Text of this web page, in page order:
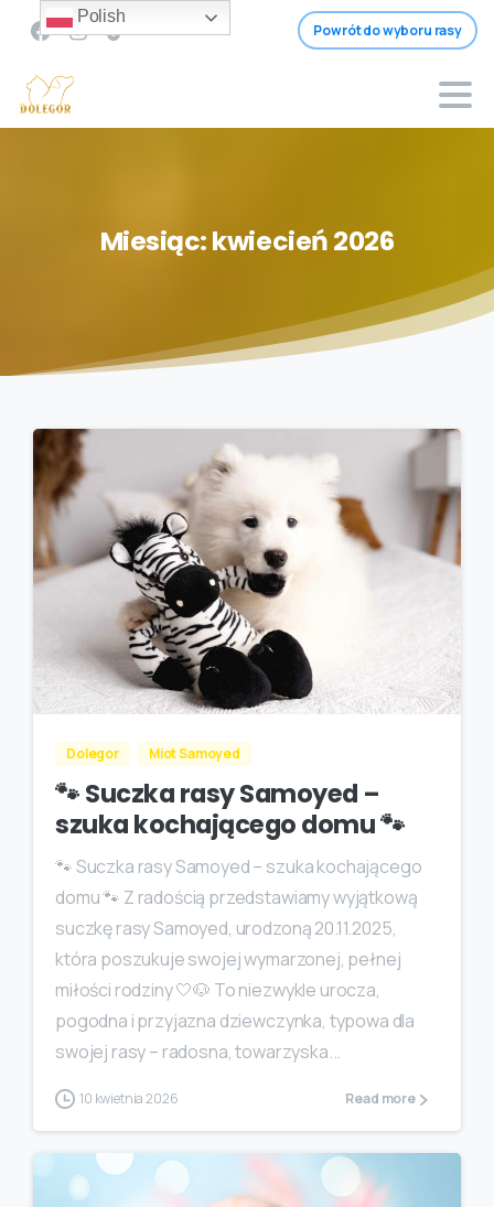
Powrót do wyboru rasy
Miesiąc:kwiecień2026
Dolegor Miot Samoyed
🐾 Suczka rasy Samoyed –
szuka kochającego domu 🐾
🐾 Suczka rasy Samoyed – szuka kochającego
domu 🐾 Z radością przedstawiamy wyjątkową
suczkę rasy Samoyed, urodzoną 20.11.2025,
która poszukuje swojej wymarzonej, pełnej
miłości rodziny 🤍🐶 To niezwykle urocza,
pogodna i przyjazna dziewczynka, typowa dla
swojej rasy – radosna, towarzyska...
10 kwietnia 2026 Read more
Polish